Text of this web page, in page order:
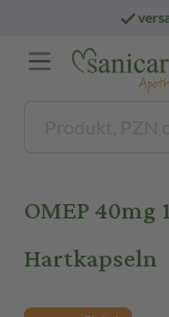
OMEP
Hartkapseln